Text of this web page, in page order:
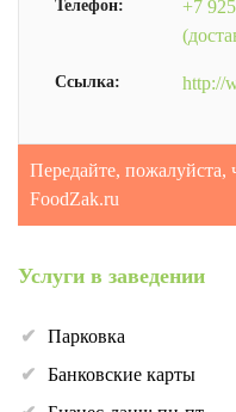
Телефон: +7
Ссылка: http://
Передайте, пожалуйста,
FoodZak.ru
Услуги в заведении
Парковка
Банковские карты